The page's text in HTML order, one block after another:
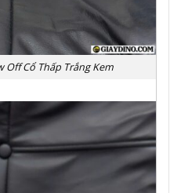
Off Cổ Thấp Trắng Kem